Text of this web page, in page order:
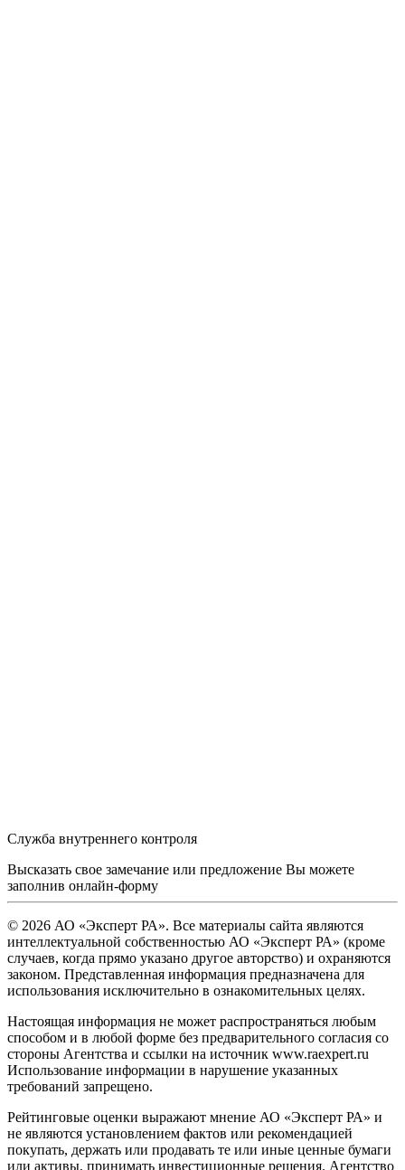
Служба внутреннего контроля
Высказать свое замечание или предложение Вы можете
заполнив онлайн-форму
© 2026 АО «Эксперт РА». Все материалы сайта являются
интеллектуальной собственностью АО «Эксперт РА» (кроме
случаев, когда прямо указано другое авторство) и охраняются
законом. Представленная информация предназначена для
использования исключительно в ознакомительных целях.
Настоящая информация не может распространяться любым
способом и в любой форме без предварительного согласия со
стороны Агентства и ссылки на источник www.raexpert.ru
Использование информации в нарушение указанных
требований запрещено.
Рейтинговые оценки выражают мнение АО «Эксперт РА» и
не являются установлением фактов или рекомендацией
покупать, держать или продавать те или иные ценные бумаги
или активы, принимать инвестиционные решения. Агентство